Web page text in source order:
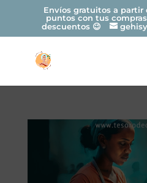
Envíos gratuitos a partir
puntos con tus
descuentos 😉